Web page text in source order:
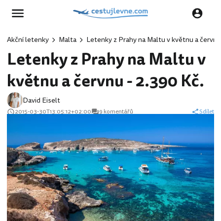
Akční letenky Malta Letenky z Prahy na Maltu v květnu a
Letenky z Prahy na Maltu v
květnu a červnu - 2.390 Kč.
David Eiselt
2015-03-30T13:05:12+02:00 9 komentářů Sdílet